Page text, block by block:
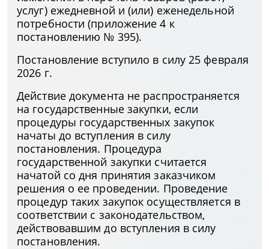
услуг) ежедневной и (или) еженедельной
потребности (приложение 4 к
постановлению № 395).
Постановление вступило в силу 25 февраля
2026 г.
Действие документа не распространяется
на государственные закупки, если
процедуры государственных закупок
начаты до вступления в силу
постановления. Процедура
государственной закупки считается
начатой со дня принятия заказчиком
решения о ее проведении. Проведение
процедур таких закупок осуществляется в
соответствии с законодательством,
действовавшим до вступления в силу
постановления.